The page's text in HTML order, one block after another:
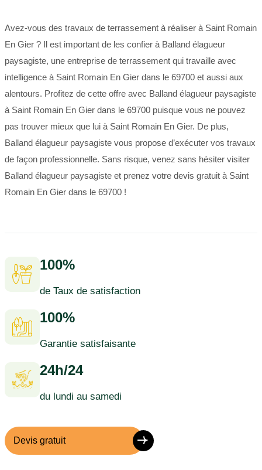
Avez-vous des travaux de terrassement à réaliser à Saint Romain
En Gier ? Il est important de les confier à Balland élagueur
paysagiste, une entreprise de terrassement qui travaille avec
intelligence à Saint Romain En Gier dans le 69700 et aussi aux
alentours. Profitez de cette offre avec Balland élagueur paysagiste
à Saint Romain En Gier dans le 69700 puisque vous ne pouvez
pas trouver mieux que lui à Saint Romain En Gier. De plus,
Balland élagueur paysagiste vous propose d’exécuter vos travaux
de façon professionnelle. Sans risque, venez sans hésiter visiter
Balland élagueur paysagiste et prenez votre devis gratuit à Saint
Romain En Gier dans le 69700 !
100%
de Taux de satisfaction
100%
Garantie satisfaisante
24h/24
du lundi au samedi
Devis gratuit